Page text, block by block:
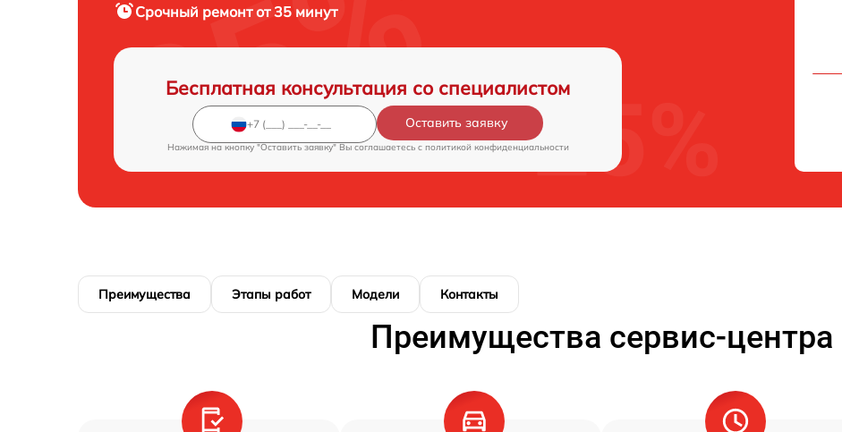
Срочный ремонтот 35 минут
Бесплатная консультация со специалистом
Оставить заявку
Нажимая на кнопку "Оставить заявку" Вы соглашаетесь c политикой конфиденциальности
Преимущества Этапы работ Модели Контакты
Преимущества сервис-центра